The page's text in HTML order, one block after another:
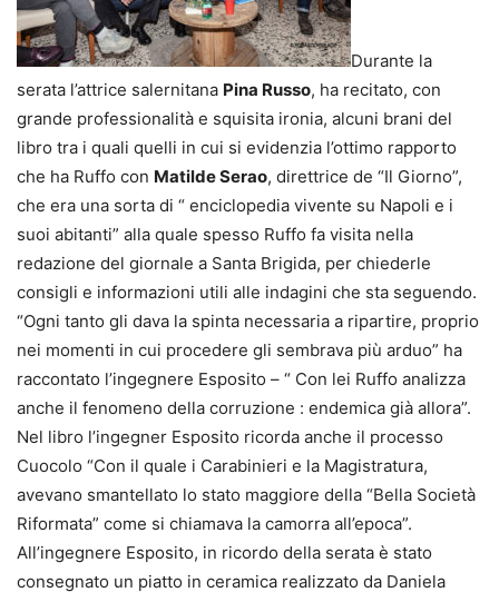
Durante la
serata l’attrice salernitana Pina Russo, ha recitato, con
grande professionalità e squisita ironia, alcuni brani del
libro tra i quali quelli in cui si evidenzia l’ottimo rapporto
che ha Ruffo con Matilde Serao, direttrice de “Il Giorno”,
che era una sorta di “ enciclopedia vivente su Napoli e i
suoi abitanti” alla quale spesso Ruffo fa visita nella
redazione del giornale a Santa Brigida, per chiederle
consigli e informazioni utili alle indagini che sta seguendo.
“Ogni tanto gli dava la spinta necessaria a ripartire, proprio
nei momenti in cui procedere gli sembrava più arduo” ha
raccontato l’ingegnere Esposito – “ Con lei Ruffo analizza
anche il fenomeno della corruzione : endemica già allora”.
Nel libro l’ingegner Esposito ricorda anche il processo
Cuocolo “Con il quale i Carabinieri e la Magistratura,
avevano smantellato lo stato maggiore della “Bella Società
Riformata” come si chiamava la camorra all’epoca”.
All’ingegnere Esposito, in ricordo della serata è stato
consegnato un piatto in ceramica realizzato da Daniela